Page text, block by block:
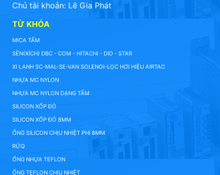
Chủ tài khoản: Lê Gia Phát
TỪ KHÓA
MICA TẤM
SÊN(XÍCH) DBC - COM - HITACHI - DID - STAR
XI LANH SC-MAL-SE-VAN SOLENOI-LỌC HƠI HIỆU AIRTAC
NHỰA MC NYLON
NHỰA MC NYLON DẠNG TẤM
SILICON XỐP ĐỎ
SILICON XỐP ĐỎ 8MM
ỐNG SILICON CHỊU NHIỆT PHI 8MM
RỬQ
ỐNG NHỰA TEFLON
ỐNG TEFLON CHỊU NHIỆT